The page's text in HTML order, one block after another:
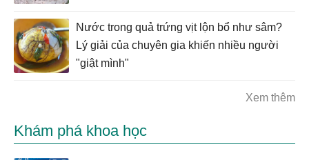
Nước trong quả trứng vịt lộn bổ như sâm?
Lý giải của chuyên gia khiến nhiều người
"giật mình"
Xem thêm
Khám phá khoa học